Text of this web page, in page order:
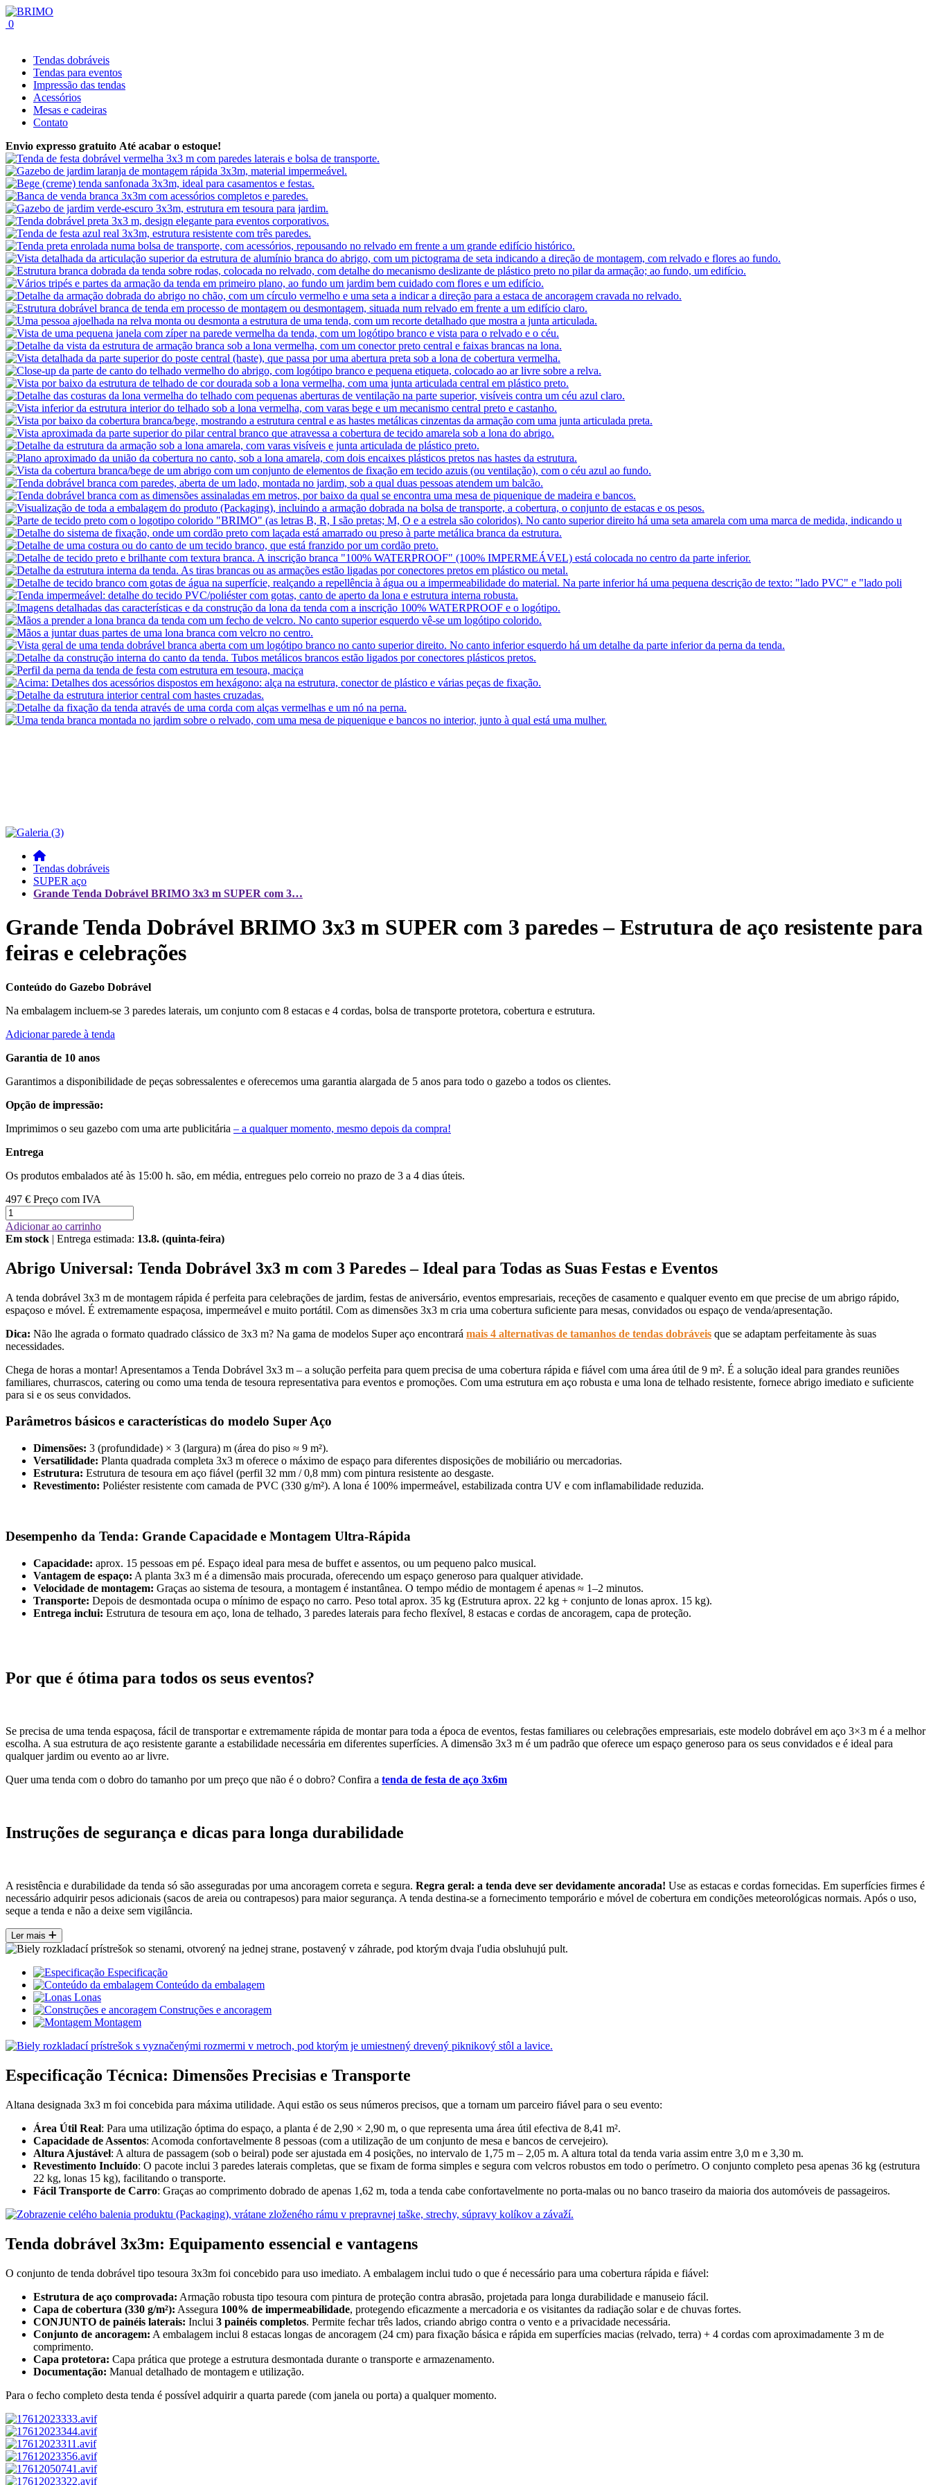
0
Tendas dobráveis
Tendas para eventos
Impressão das tendas
Acessórios
Mesas e cadeiras
Contato
Envio expresso gratuito Até acabar o estoque!
Tendas dobráveis
SUPER aço
Grande Tenda Dobrável BRIMO 3x3 m SUPER com 3…
Grande Tenda Dobrável BRIMO 3x3 m SUPER com 3 paredes – Estrutura de aço resistente para
feiras e celebrações
Conteúdo do Gazebo Dobrável
Na embalagem incluem-se 3 paredes laterais, um conjunto com 8 estacas e 4 cordas, bolsa de transporte protetora, cobertura e estrutura.
Adicionar parede à tenda
Garantia de 10 anos
Garantimos a disponibilidade de peças sobressalentes e oferecemos uma garantia alargada de 5 anos para todo o gazebo a todos os clientes.
Opção de impressão:
Imprimimos o seu gazebo com uma arte publicitária – a qualquer momento, mesmo depois da compra!
Entrega
Os produtos embalados até às 15:00 h. são, em média, entregues pelo correio no prazo de 3 a 4 dias úteis.
497 € Preço com IVA
Adicionar ao carrinho
Em stock | Entrega estimada: 13.8. (quinta-feira)
Abrigo Universal: Tenda Dobrável 3x3 m com 3 Paredes – Ideal para Todas as Suas Festas e Eventos
A tenda dobrável 3x3 m de montagem rápida é perfeita para celebrações de jardim, festas de aniversário, eventos empresariais, receções de casamento e qualquer evento em que precise de um abrigo rápido,
espaçoso e móvel. É extremamente espaçosa, impermeável e muito portátil. Com as dimensões 3x3 m cria uma cobertura suficiente para mesas, convidados ou espaço de venda/apresentação.
Dica: Não lhe agrada o formato quadrado clássico de 3x3 m? Na gama de modelos Super aço encontrará mais 4 alternativas de tamanhos de tendas dobráveis que se adaptam perfeitamente às suas
necessidades.
Chega de horas a montar! Apresentamos a Tenda Dobrável 3x3 m – a solução perfeita para quem precisa de uma cobertura rápida e fiável com uma área útil de 9 m². É a solução ideal para grandes reuniões
familiares, churrascos, catering ou como uma tenda de tesoura representativa para eventos e promoções. Com uma estrutura em aço robusta e uma lona de telhado resistente, fornece abrigo imediato e suficiente
para si e os seus convidados.
Parâmetros básicos e características do modelo Super Aço
Dimensões: 3 (profundidade) × 3 (largura) m (área do piso ≈ 9 m²).
Versatilidade: Planta quadrada completa 3x3 m oferece o máximo de espaço para diferentes disposições de mobiliário ou mercadorias.
Estrutura: Estrutura de tesoura em aço fiável (perfil 32 mm / 0,8 mm) com pintura resistente ao desgaste.
Revestimento: Poliéster resistente com camada de PVC (330 g/m²). A lona é 100% impermeável, estabilizada contra UV e com inflamabilidade reduzida.
Desempenho da Tenda: Grande Capacidade e Montagem Ultra-Rápida
Capacidade: aprox. 15 pessoas em pé. Espaço ideal para mesa de buffet e assentos, ou um pequeno palco musical.
Vantagem de espaço: A planta 3x3 m é a dimensão mais procurada, oferecendo um espaço generoso para qualquer atividade.
Velocidade de montagem: Graças ao sistema de tesoura, a montagem é instantânea. O tempo médio de montagem é apenas ≈ 1–2 minutos.
Transporte: Depois de desmontada ocupa o mínimo de espaço no carro. Peso total aprox. 35 kg (Estrutura aprox. 22 kg + conjunto de lonas aprox. 15 kg).
Entrega inclui: Estrutura de tesoura em aço, lona de telhado, 3 paredes laterais para fecho flexível, 8 estacas e cordas de ancoragem, capa de proteção.
Por que é ótima para todos os seus eventos?
Se precisa de uma tenda espaçosa, fácil de transportar e extremamente rápida de montar para toda a época de eventos, festas familiares ou celebrações empresariais, este modelo dobrável em aço 3×3 m é a melhor
escolha. A sua estrutura de aço resistente garante a estabilidade necessária em diferentes superfícies. A dimensão 3x3 m é um padrão que oferece um espaço generoso para os seus convidados e é ideal para
qualquer jardim ou evento ao ar livre.
Quer uma tenda com o dobro do tamanho por um preço que não é o dobro? Confira a tenda de festa de aço 3x6m
Instruções de segurança e dicas para longa durabilidade
A resistência e durabilidade da tenda só são asseguradas por uma ancoragem correta e segura. Regra geral: a tenda deve ser devidamente ancorada! Use as estacas e cordas fornecidas. Em superfícies firmes é
necessário adquirir pesos adicionais (sacos de areia ou contrapesos) para maior segurança. A tenda destina-se a fornecimento temporário e móvel de cobertura em condições meteorológicas normais. Após o uso,
seque a tenda e não a deixe sem vigilância.
Ler mais
Especificação
Conteúdo da embalagem
Lonas
Construções e ancoragem
Montagem
Especificação Técnica: Dimensões Precisias e Transporte
Altana designada 3x3 m foi concebida para máxima utilidade. Aqui estão os seus números precisos, que a tornam um parceiro fiável para o seu evento:
Área Útil Real: Para uma utilização óptima do espaço, a planta é de 2,90 × 2,90 m, o que representa uma área útil efectiva de 8,41 m².
Capacidade de Assentos: Acomoda confortavelmente 8 pessoas (com a utilização de um conjunto de mesa e bancos de cervejeiro).
Altura Ajustável: A altura de passagem (sob o beiral) pode ser ajustada em 4 posições, no intervalo de 1,75 m – 2,05 m. A altura total da tenda varia assim entre 3,0 m e 3,30 m.
Revestimento Incluído: O pacote inclui 3 paredes laterais completas, que se fixam de forma simples e segura com velcros robustos em todo o perímetro. O conjunto completo pesa apenas 36 kg (estrutura
22 kg, lonas 15 kg), facilitando o transporte.
Fácil Transporte de Carro: Graças ao comprimento dobrado de apenas 1,62 m, toda a tenda cabe confortavelmente no porta-malas ou no banco traseiro da maioria dos automóveis de passageiros.
Tenda dobrável 3x3m: Equipamento essencial e vantagens
O conjunto de tenda dobrável tipo tesoura 3x3m foi concebido para uso imediato. A embalagem inclui tudo o que é necessário para uma cobertura rápida e fiável:
Estrutura de aço comprovada: Armação robusta tipo tesoura com pintura de proteção contra abrasão, projetada para longa durabilidade e manuseio fácil.
Capa de cobertura (330 g/m²): Assegura 100% de impermeabilidade, protegendo eficazmente a mercadoria e os visitantes da radiação solar e de chuvas fortes.
CONJUNTO de painéis laterais: Inclui 3 painéis completos. Permite fechar três lados, criando abrigo contra o vento e a privacidade necessária.
Conjunto de ancoragem: A embalagem inclui 8 estacas longas de ancoragem (24 cm) para fixação básica e rápida em superfícies macias (relvado, terra) + 4 cordas com aproximadamente 3 m de
comprimento.
Capa protetora: Capa prática que protege a estrutura desmontada durante o transporte e armazenamento.
Documentação: Manual detalhado de montagem e utilização.
Para o fecho completo desta tenda é possível adquirir a quarta parede (com janela ou porta) a qualquer momento.